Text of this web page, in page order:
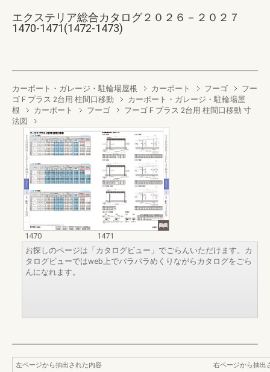
エクステリア総合カタログ２０２６－２０２７
1470-1471(1472-1473)
カーポート・ガレージ・駐輪場屋根 カーポート フーゴ
フー
ゴ F プラス 2台用 柱間口移動
カーポート・ガレージ・駐輪場屋
根
カーポート フーゴ
フーゴ F プラス 2台用 柱間口移動 寸
法図
1470
1471
お探しのページは「カタログビュー」でごらんいただけます。カ
タログビューではweb上でパラパラめくりながらカタログをごら
んになれます。
左ページから抽出された内容
右ページから抽出